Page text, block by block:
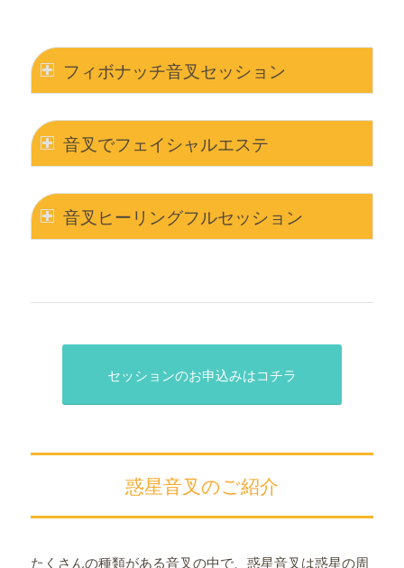
フィボナッチ音叉セッション
音叉でフェイシャルエステ
音叉ヒーリングフルセッション
セッションのお申込みはコチラ
惑星音叉のご紹介
たくさんの種類がある音叉の中で、惑星音叉は惑星の周